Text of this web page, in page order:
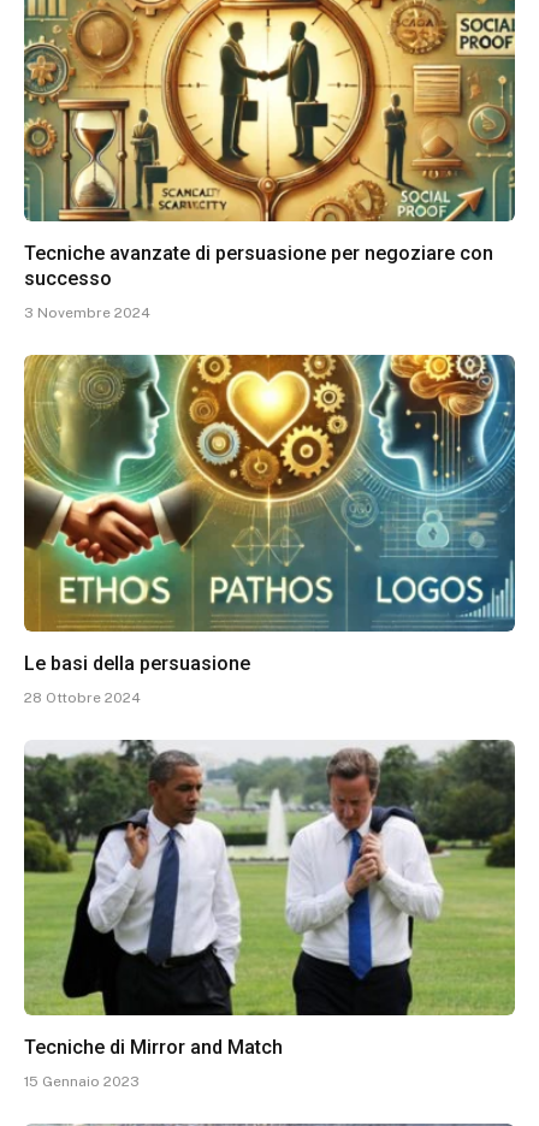
Tecniche avanzate di persuasione per negoziare con
successo
3 Novembre 2024
Le basi della persuasione
28 Ottobre 2024
Tecniche di Mirror and Match
15 Gennaio 2023